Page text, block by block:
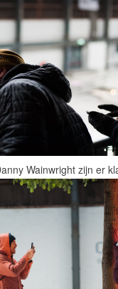
Wainwright zijn er